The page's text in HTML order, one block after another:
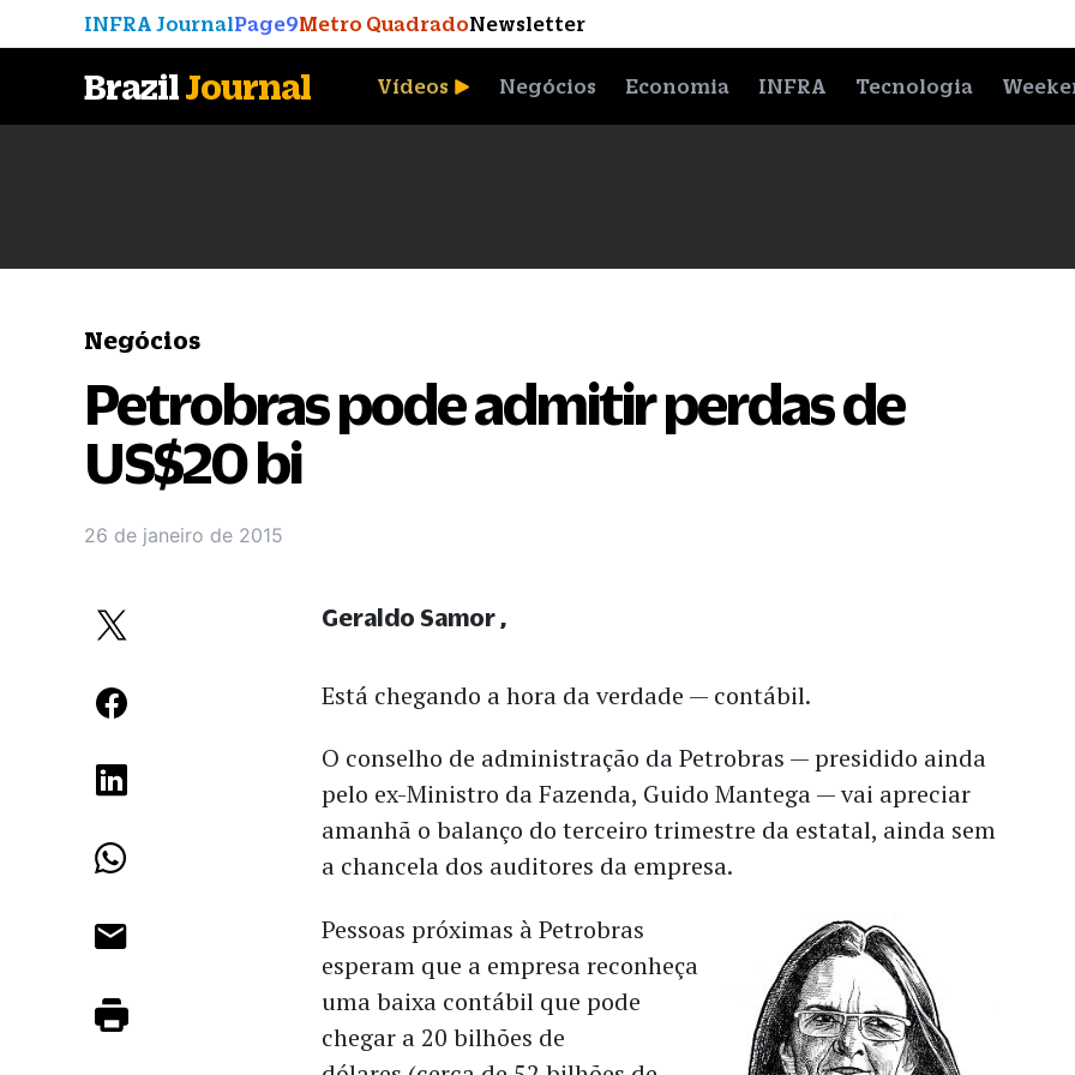
INFRA JournalPage9Metro QuadradoNewsletter
BrazilJournal Vídeos Negócios Economia INFRA Tecnologia
Negócios
Petrobras pode admitir perdas de
US$20 bi
26 de janeiro de 2015
Está chegando a hora da verdade — contábil.
O conselho de administração da Petrobras — presidido ainda
pelo ex-Ministro da Fazenda, Guido Mantega — vai apreciar
amanhã o balanço do terceiro trimestre da estatal, ainda sem
a chancela dos auditores da empresa.
Pessoas próximas à Petrobras
esperam que a empresa reconheça
uma baixa contábil que pode
chegar a 20 bilhões de
Geraldo Samor